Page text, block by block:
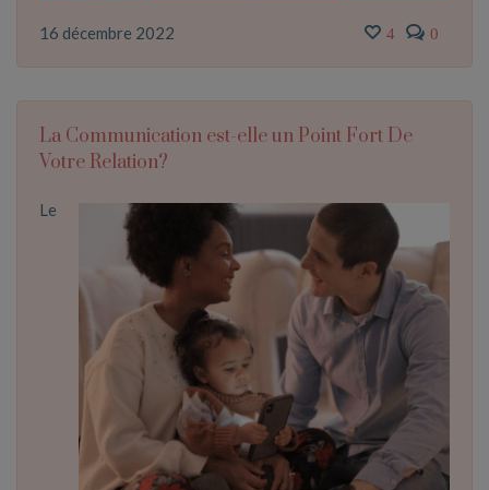
16 décembre 2022 4 0
La Communication est-elle un Point Fort De
Votre Relation?
Le